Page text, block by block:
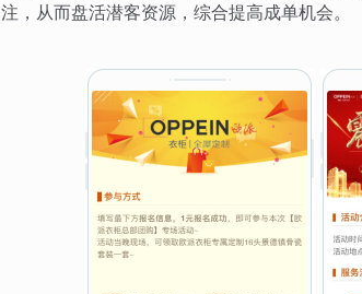
注，从而盘活潜客资源，综合提高成单机会。